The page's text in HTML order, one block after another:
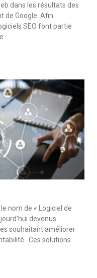
dans les résultats des
de Google. Afin
SEO font partie
nom de « Logiciel de
devenus
souhaitant améliorer
Ces solutions